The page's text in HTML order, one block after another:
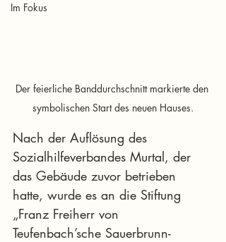
Im Fokus
Der feierliche Banddurchschnitt markierte den
symbolischen Start des neuen Hauses.
Nach der Auflösung des
Sozialhilfeverbandes Murtal, der
das Gebäude zuvor betrieben
hatte, wurde es an die Stiftung
„Franz Freiherr von
Teufenbach’sche Sauerbrunn-